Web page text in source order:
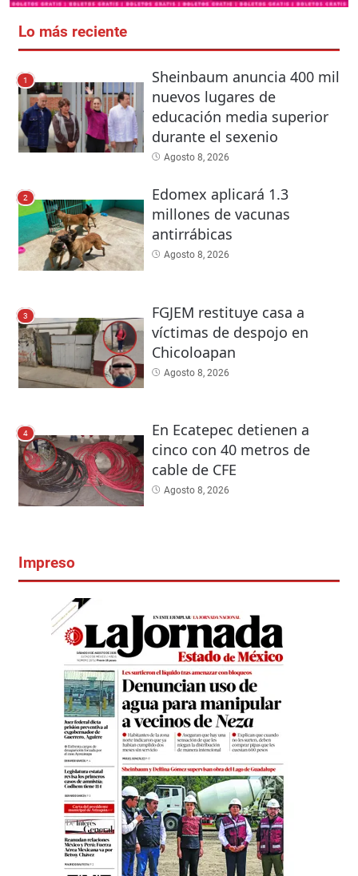
Lo más reciente
1
Sheinbaum anuncia 400 mil
nuevos lugares de
educación media superior
durante el sexenio
Agosto 8, 2026
2
Edomex aplicará 1.3
millones de vacunas
antirrábicas
Agosto 8, 2026
3
FGJEM restituye casa a
víctimas de despojo en
Chicoloapan
Agosto 8, 2026
4
En Ecatepec detienen a
cinco con 40 metros de
cable de CFE
Agosto 8, 2026
Impreso